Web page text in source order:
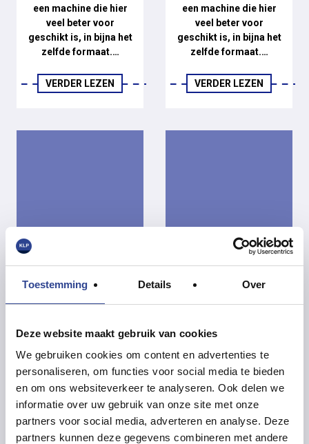
Toestemming Details Over
Deze website maakt gebruik van cookies
We gebruiken cookies om content en advertenties te
personaliseren, om functies voor social media te bieden
en om ons websiteverkeer te analyseren. Ook delen we
informatie over uw gebruik van onze site met onze
partners voor social media, adverteren en analyse. Deze
partners kunnen deze gegevens combineren met andere
een machine die hier
veel beter voor
geschikt is, in bijna het
zelfde formaat.…
VERDER LEZEN
een machine die hier
veel beter voor
geschikt is, in bijna het
zelfde formaat.…
VERDER LEZEN
HOE SNEL PRINT EN
COLORWORKS CW-
C4000E?
EPSON COLORWORKS
CW-C4000E
Benieuwd hoe snel de
HOE SNEL PRINT DE
COLORWORKS CW-
C4000E?
EPSON COLORWORKS
CW-C4000E
Benieuwd hoe snel de